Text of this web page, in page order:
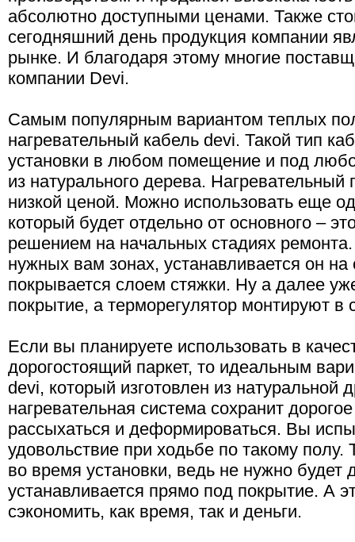
абсолютно доступными ценами. Также
сегодняшний день продукция компании
рынке. И благодаря этому многие
компании Devi.
Самым популярным вариантом теплых
нагревательный кабель devi. Такой тип
установки в любом помещение и под
из натурального дерева. Нагревательный
низкой ценой. Можно использовать еще
который будет отдельно от основного –
решением на начальных стадиях
нужных вам зонах, устанавливается он
покрывается слоем стяжки. Ну а далее
покрытие, а терморегулятор монтируют в
Если вы планируете использовать в
дорогостоящий паркет, то идеальным
devi, который изготовлен из
нагревательная система сохранит
рассыхаться и деформироваться. Вы
удовольствие при ходьбе по такому
во время установки, ведь не нужно будет
устанавливается прямо под покрытие. А
сэкономить, как время, так и деньги.